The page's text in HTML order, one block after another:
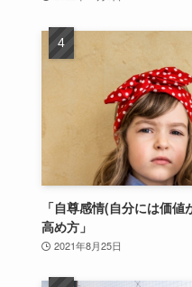
「自尊感情(自分には価
高め方」
2021年8月25日